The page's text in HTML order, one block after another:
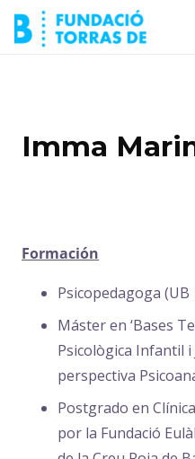
Imma
Formación
Psicopedagoga (UB
Máster en ‘Bases
Psicològica Infantil i
perspectiva
Postgrado en
por la Fundació